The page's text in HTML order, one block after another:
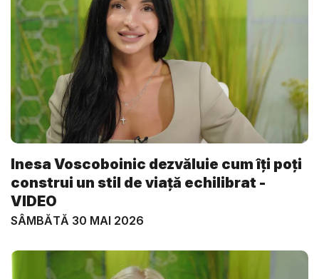
Inesa Voscoboinic dezvăluie cum îți poți
construi un stil de viață echilibrat -
VIDEO
SÂMBĂTĂ 30 MAI 2026